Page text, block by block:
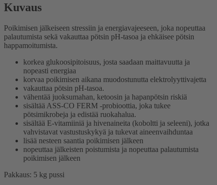
Kuvaus
Poikimisen jälkeiseen stressiin ja energiavajeeseen, joka nopeuttaa
palautumista sekä vakauttaa pötsin pH-tasoa ja ehkäisee pötsin
happamoitumista.
korkea glukoosipitoisuus, josta saadaan maittavuutta ja
nopeasti energiaa
korvaa poikimisen aikana muodostunutta elektrolyyttivajetta
vakauttaa pötsin pH-tasoa.
vähentää juoksumahan, ketoosin ja hapanpötsin riskiä
sisältää ASS-CO FERM -probioottia, joka tukee
pötsimikrobeja ja edistää ruokahalua.
sisältää E-vitamiiniä ja hivenaineita (koboltti ja seleeni), jotka
vahvistavat vastustuskykyä ja tukevat aineenvaihduntaa
lisää nesteen saantia poikimisen jälkeen
nopeuttaa jälkeisten poistumista ja nopeuttaa palautumista
poikimisen jälkeen
Pakkaus: 5 kg pussi